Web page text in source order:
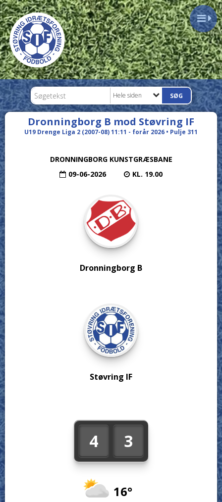
Hele siden
Dronningborg B mod Støvring IF
U19 Drenge Liga 2 (2007-08) 11:11 - forår 2026 • Pulje 311
DRONNINGBORG KUNSTGRÆSBANE
09-06-2026
KL. 19.00
Dronningborg B
4 3
16°
Støvring IF